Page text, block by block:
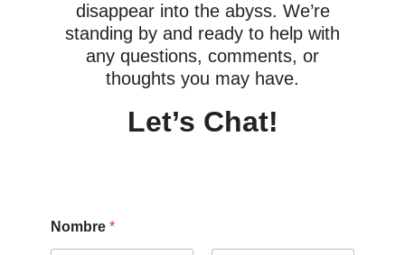
disappear into the abyss. We’re
standing by and ready to help with
any questions, comments, or
thoughts you may have.
Let’s Chat!
Nombre *